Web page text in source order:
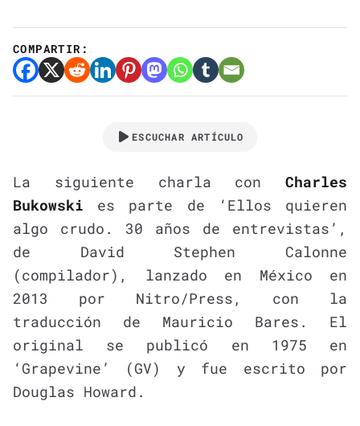
COMPARTIR:
ESCUCHAR ARTÍCULO
La siguiente charla con Charles
Bukowski es parte de ‘Ellos quieren
algo crudo. 30 años de entrevistas’,
de David Stephen Calonne
(compilador), lanzado en México en
2013 por Nitro/Press, con la
traducción de Mauricio Bares. El
original se publicó en 1975 en
‘Grapevine’ (GV) y fue escrito por
Douglas Howard.